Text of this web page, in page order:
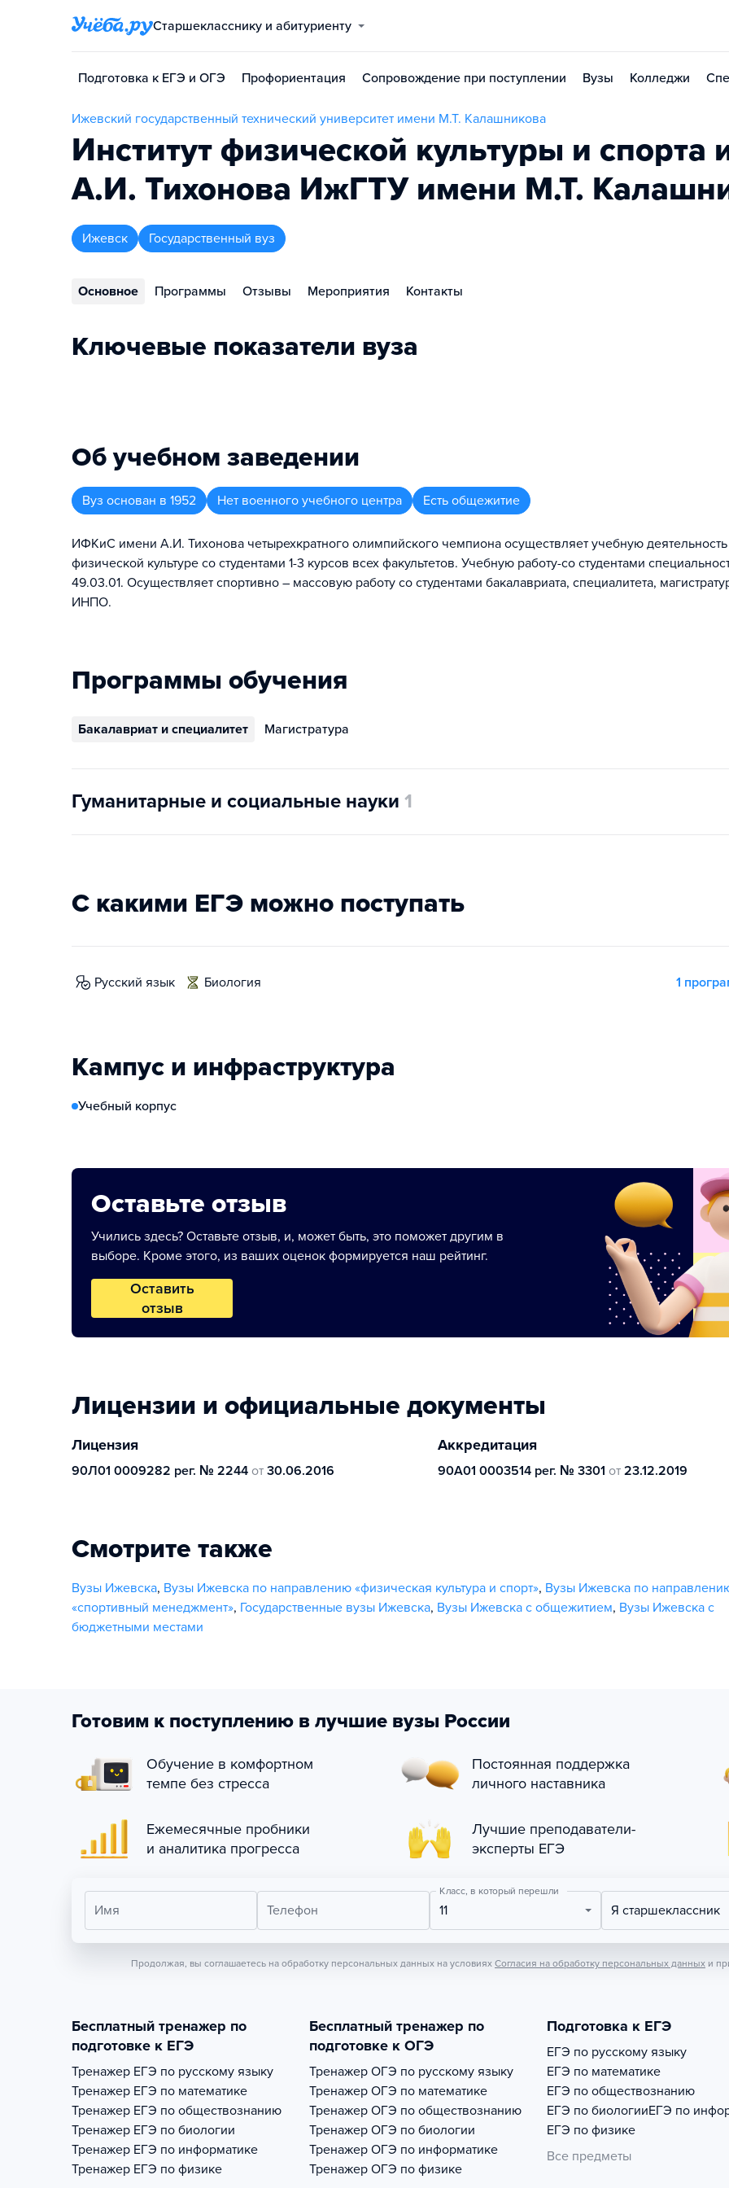
Старшекласснику и абитуриенту
Подготовка к ЕГЭ и ОГЭ Профориентация Сопровождение при поступлении Вузы Колледжи
Ижевский государственный технический университет имени М.Т. Калашникова
Институт физической культуры и спорта
А.И. Тихонова ИжГТУ имени М.Т.
Ижевск Государственный вуз
Основное Программы Отзывы Мероприятия Контакты
Ключевые показатели вуза
Об учебном заведении
Вуз основан в 1952 Нет военного учебного центра Есть общежитие
ИФКиС имени А.И. Тихонова четырехкратного олимпийского чемпиона осуществляет учебную
физической культуре со студентами 1-3 курсов всех факультетов. Учебную работу-со студентами
49.03.01. Осуществляет спортивно – массовую работу со студентами бакалавриата, специалитета,
ИНПО.
Программы обучения
Бакалавриат и специалитет Магистратура
Гуманитарные и социальные науки 1
С какими ЕГЭ можно поступать
русский язык биология 1
Кампус и инфраструктура
Учебный корпус
Оставьте отзыв
Учились здесь? Оставьте отзыв, и, может быть, это поможет другим в
выборе. Кроме этого, из ваших оценок формируется наш рейтинг.
Оставить
отзыв
Лицензии и официальные документы
Лицензия
90Л01 0009282 рег. № 2244 от 30.06.2016
Аккредитация
90А01 0003514 рег. № 3301 от 23.12.2019
Смотрите также
Вузы Ижевска, Вузы Ижевска по направлению «физическая культура и спорт», Вузы Ижевска по
«спортивный менеджмент», Государственные вузы Ижевска, Вузы Ижевска с общежитием, Вузы Ижевска с
бюджетными местами
Готовим к поступлению в лучшие вузы России
Обучение в комфортном
темпе без стресса
Постоянная поддержка
личного наставника
Ежемесячные пробники
и аналитика прогресса
Лучшие преподаватели-
эксперты ЕГЭ
Имя Телефон
Класс, в который перешли
11 Я старшеклассник
Продолжая, вы соглашаетесь на обработку персональных данных на условиях Согласия на обработку персональных данных и
Бесплатный тренажер по
подготовке к ЕГЭ
Тренажер ЕГЭ по русскому языку
Тренажер ЕГЭ по математике
Тренажер ЕГЭ по обществознанию
Тренажер ЕГЭ по биологии
Тренажер ЕГЭ по информатике
Тренажер ЕГЭ по физике
Бесплатный тренажер по
подготовке к ОГЭ
Тренажер ОГЭ по русскому языку
Тренажер ОГЭ по математике
Тренажер ОГЭ по обществознанию
Тренажер ОГЭ по биологии
Тренажер ОГЭ по информатике
Тренажер ОГЭ по физике
Подготовка к ЕГЭ
ЕГЭ по русскому языку
ЕГЭ по математике
ЕГЭ по обществознанию
ЕГЭ по биологииЕГЭ по
ЕГЭ по физике
Все предметы